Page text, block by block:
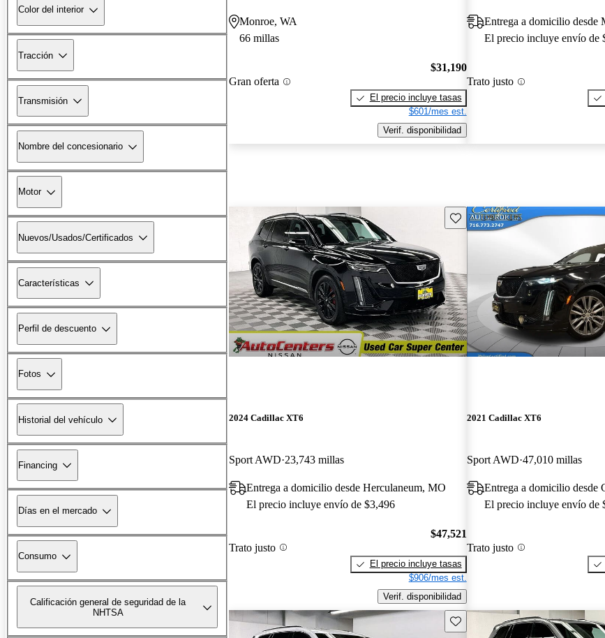
Color del interior
Tracción
Transmisión
Nombre del concesionario
Motor
Nuevos/Usados/Certificados
Características
Perfil de descuento
Fotos
Historial del vehículo
Financing
Días en el mercado
Consumo
Calificación general de seguridad de la
NHTSA
Monroe, WA
66 millas
Gran oferta
$31,190
El precio incluye tasas
$601/mes est.
Verif. disponibilidad
Entrega a domicilio desde
El precio incluye envío de
Trato justo
Guarda este Aviso
2024 Cadillac XT6
Sport AWD 23,743 millas
Entrega a domicilio desde Herculaneum, MO
El precio incluye envío de $3,496
Trato justo
$47,521
El precio incluye tasas
$906/mes est.
Verif. disponibilidad
2021 Cadillac XT6
Sport AWD 47,010 millas
Entrega a domicilio desde
El precio incluye envío de
Trato justo
Guarda este Aviso